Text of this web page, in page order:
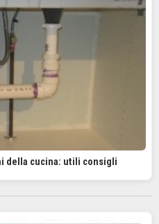
della cucina: utili consigli